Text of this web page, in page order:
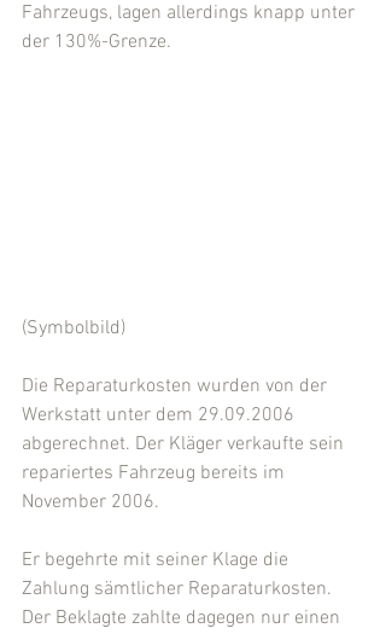
Fahrzeugs, lagen allerdings knapp unter
der 130%-Grenze.
(Symbolbild)
Die Reparaturkosten wurden von der
Werkstatt unter dem 29.09.2006
abgerechnet. Der Kläger verkaufte sein
repariertes Fahrzeug bereits im
November 2006.
Er begehrte mit seiner Klage die
Zahlung sämtlicher Reparaturkosten.
Der Beklagte zahlte dagegen nur einen